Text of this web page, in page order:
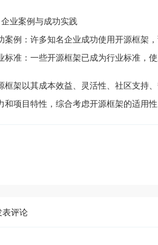
业案例与成功实践
案例：许多知名企业成功使用开源框架
标准：一些开源框架已成为行业标准，
框架以其成本效益、灵活性、社区支持
和项目特性，综合考虑开源框架的适用性
表评论